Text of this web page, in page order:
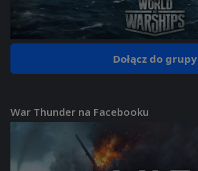
Dołącz do grupy
War Thunder na Facebooku